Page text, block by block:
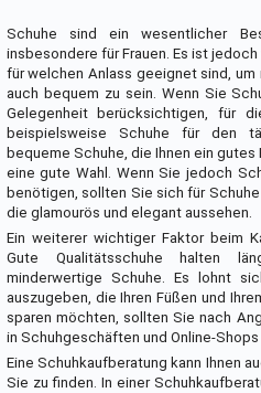
Schuhe sind ein wesentlicher
insbesondere für Frauen. Es ist
für welchen Anlass geeignet sind,
auch bequem zu sein. Wenn Sie
Gelegenheit berücksichtigen, für
beispielsweise Schuhe für den
bequeme Schuhe, die Ihnen ein
eine gute Wahl. Wenn Sie jedoch
benötigen, sollten Sie sich für
die glamourös und elegant aussehen.
Ein weiterer wichtiger Faktor beim
Gute Qualitätsschuhe halten
minderwertige Schuhe. Es lohnt
auszugeben, die Ihren Füßen und
sparen möchten, sollten Sie nach
in Schuhgeschäften und Online-
Eine Schuhkaufberatung kann Ihnen
Sie zu finden. In einer